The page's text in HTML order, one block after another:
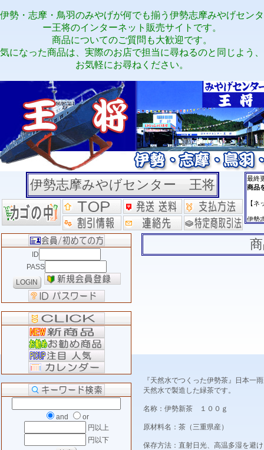
伊勢・志摩・鳥羽のみやげが何でも揃う伊勢志摩みやげセンタ
ー王将のインターネット販売サイトです。
商品についてのご質問も大歓迎です。
気になった商品は、実際のお店で担当に尋ねるのと同じよう、
お気軽にお尋ねください。
伊勢志摩みやげセンター 王将
ID
PASS
and
or
円以上
円以下
『天然水でつくった伊勢茶』日本一
天然水で製造した緑茶です。
名称：伊勢新茶 １００ｇ
原材料名：茶（三重県産）
保存方法：直射日光、高温多湿を避